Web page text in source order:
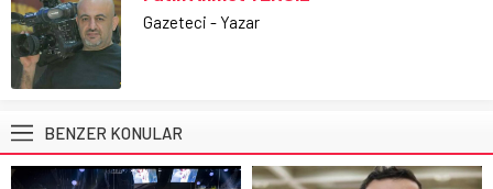
Gazeteci - Yazar
BENZER KONULAR